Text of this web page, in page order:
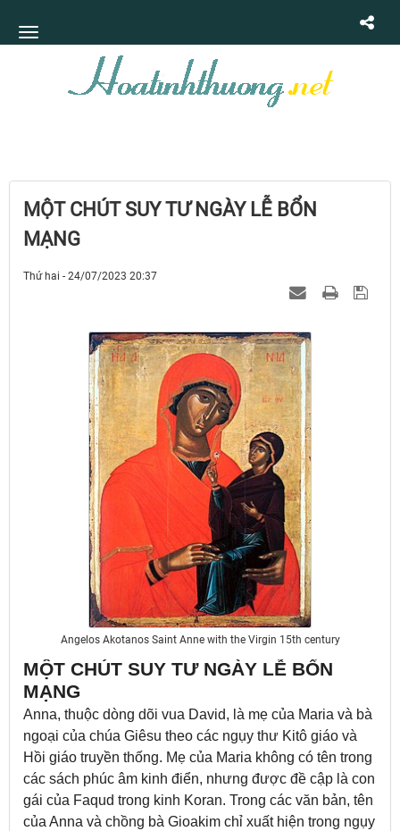
MỘT CHÚT SUY TƯ NGÀY LỄ BỔN
MẠNG
Thứ hai - 24/07/2023 20:37
Angelos Akotanos Saint Anne with the Virgin 15th century
MỘT CHÚT SUY TƯ NGÀY LỄ BỔN
MẠNG
Anna, thuộc dòng dõi vua David, là mẹ của Maria và bà
ngoại của chúa Giêsu theo các ngụy thư Kitô giáo và
Hồi giáo truyền thống. Mẹ của Maria không có tên trong
các sách phúc âm kinh điển, nhưng được đề cập là con
gái của Faqud trong kinh Koran. Trong các văn bản, tên
của Anna và chồng bà Gioakim chỉ xuất hiện trong ngụy